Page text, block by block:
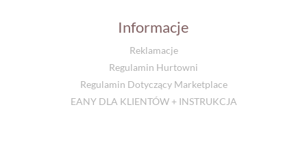
Informacje
Reklamacje
Regulamin Hurtowni
Regulamin Dotyczący Marketplace
EANY DLA KLIENTÓW + INSTRUKCJA